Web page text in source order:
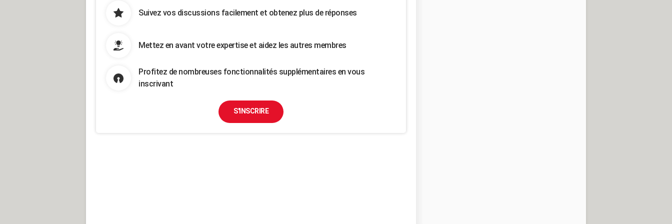
Suivez vos discussions facilement et obtenez plus de réponses
Mettez en avant votre expertise et aidez les autres membres
Profitez de nombreuses fonctionnalités supplémentaires en vous
inscrivant
S'INSCRIRE